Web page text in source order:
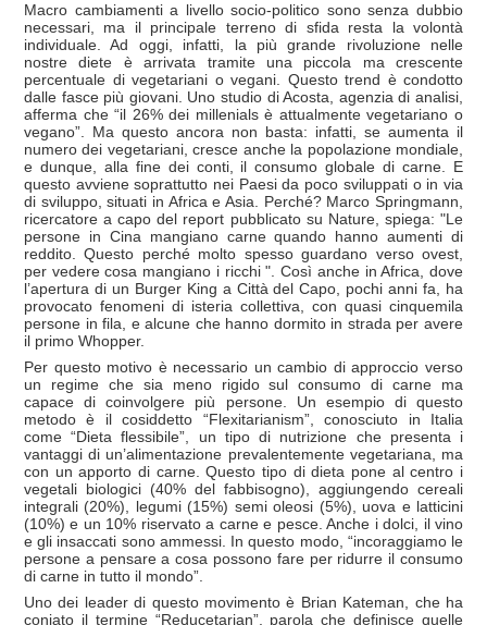
Macro cambiamenti a livello socio-politico sono senza dubbio
necessari, ma il principale terreno di sfida resta la volontà
individuale. Ad oggi, infatti, la più grande rivoluzione nelle
nostre diete è arrivata tramite una piccola ma crescente
percentuale di vegetariani o vegani. Questo trend è condotto
dalle fasce più giovani. Uno studio di Acosta, agenzia di analisi,
afferma che “il 26% dei millenials è attualmente vegetariano o
vegano”. Ma questo ancora non basta: infatti, se aumenta il
numero dei vegetariani, cresce anche la popolazione mondiale,
e dunque, alla fine dei conti, il consumo globale di carne. E
questo avviene soprattutto nei Paesi da poco sviluppati o in via
di sviluppo, situati in Africa e Asia. Perché? Marco Springmann,
ricercatore a capo del report pubblicato su Nature, spiega: "Le
persone in Cina mangiano carne quando hanno aumenti di
reddito. Questo perché molto spesso guardano verso ovest,
per vedere cosa mangiano i ricchi ". Così anche in Africa, dove
l’apertura di un Burger King a Città del Capo, pochi anni fa, ha
provocato fenomeni di isteria collettiva, con quasi cinquemila
persone in fila, e alcune che hanno dormito in strada per avere
il primo Whopper.
Per questo motivo è necessario un cambio di approccio verso
un regime che sia meno rigido sul consumo di carne ma
capace di coinvolgere più persone. Un esempio di questo
metodo è il cosiddetto “Flexitarianism”, conosciuto in Italia
come “Dieta flessibile”, un tipo di nutrizione che presenta i
vantaggi di un’alimentazione prevalentemente vegetariana, ma
con un apporto di carne. Questo tipo di dieta pone al centro i
vegetali biologici (40% del fabbisogno), aggiungendo cereali
integrali (20%), legumi (15%) semi oleosi (5%), uova e latticini
(10%) e un 10% riservato a carne e pesce. Anche i dolci, il vino
e gli insaccati sono ammessi. In questo modo, “incoraggiamo le
persone a pensare a cosa possono fare per ridurre il consumo
di carne in tutto il mondo”.
Uno dei leader di questo movimento è Brian Kateman, che ha
coniato il termine “Reducetarian”, parola che definisce quelle